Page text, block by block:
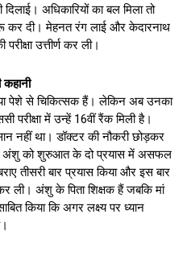
अधिकारियों का बल मिला तो
कर दी। मेहनत रंग लाई और केदारनाथ
उत्तीर्ण कर ली।
पेशे से चिकित्सक हैं। लेकिन अब उनका
परीक्षा में उन्हें 16वीं रैंक मिली है।
नहीं था। डॉक्टर की नौकरी छोड़कर
अंशु को शुरुआत के दो प्रयास में असफल
तीसरी बार प्रयास किया और इस बार
ली। अंशु के पिता शिक्षक हैं जबकि मां
किया कि अगर लक्ष्य पर ध्यान